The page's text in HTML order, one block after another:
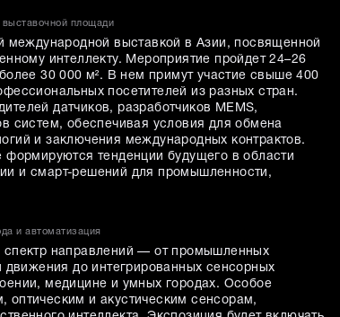
выставочной площади
международной выставкой в Азии, посвященной
интеллекту. Мероприятие пройдет 24–26
30 000 м². В нем примут участие свыше 400
посетителей из разных стран.
датчиков, разработчиков MEMS,
систем, обеспечивая условия для обмена
и заключения международных контрактов.
тенденции будущего в области
и смарт-решений для промышленности,
и автоматизация
спектр направлений — от промышленных
движения до интегрированных сенсорных
медицине и умных городах. Особое
оптическим и акустическим сенсорам,